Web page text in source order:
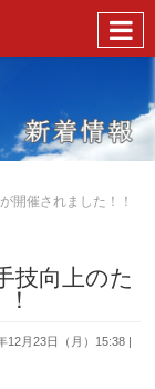
開催されました！！
技向上のた
12月23日（月）15:38